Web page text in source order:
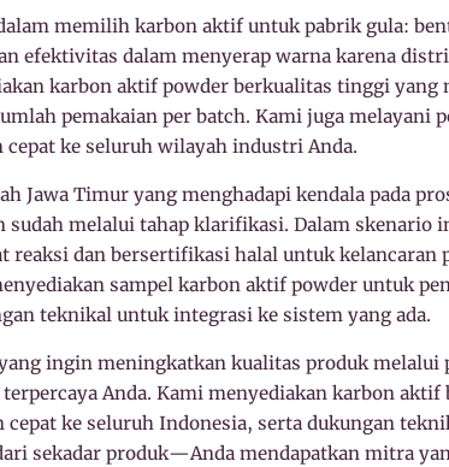
memilih karbon aktif untuk pabrik gula:
efektivitas dalam menyerap warna karena
karbon aktif powder berkualitas tinggi yang
pemakaian per batch. Kami juga melayani
ke seluruh wilayah industri Anda.
Jawa Timur yang menghadapi kendala pada
sudah melalui tahap klarifikasi. Dalam skenario
reaksi dan bersertifikasi halal untuk kelancaran
sampel karbon aktif powder untuk
teknikal untuk integrasi ke sistem yang ada.
ingin meningkatkan kualitas produk melalui
Anda. Kami menyediakan karbon
ke seluruh Indonesia, serta dukungan
sekadar produk—Anda mendapatkan mitra